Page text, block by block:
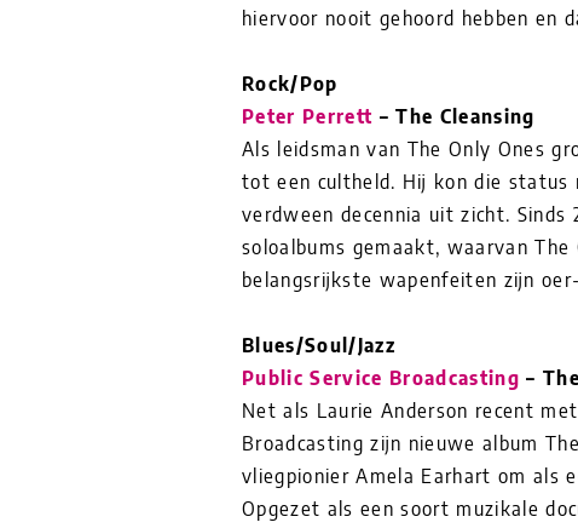
hiervoor nooit gehoord hebben en
Rock/Pop
Peter Perrett – The Cleansing
Als leidsman van The Only Ones
tot een cultheld. Hij kon die status
verdween decennia uit zicht.
soloalbums gemaakt, waarvan
belangsrijkste wapenfeiten zijn
Blues/Soul/Jazz
Public Service Broadcasting –
Net als Laurie Anderson recent
Broadcasting zijn nieuwe album
vliegpionier Amela Earhart om als
Opgezet als een soort muzikale